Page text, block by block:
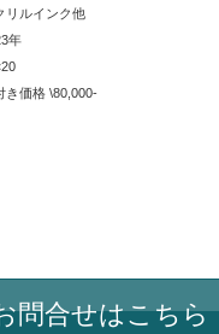
リルインク他
年
き価格 \80,000-
問合せはこちら